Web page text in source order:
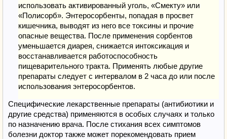
использовать активированный уголь, «Смекту» или
«Полисорб». Энтеросорбенты, попадая в просвет
кишечника, выводят из него все токсины и прочие
опасные вещества. После применения сорбентов
уменьшается диарея, снижается интоксикация и
восстанавливается работоспособность
пищеварительного тракта. Применять любые другие
препараты следует с интервалом в 2 часа до или после
использования энтеросорбентов.
Специфические лекарственные препараты (антибиотики и
другие средства) применяются в особых случаях и только
по назначению врача. После стихания всех симптомов
болезни доктор также может порекомендовать прием